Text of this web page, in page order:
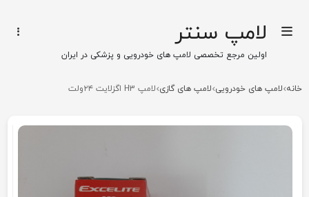
لامپ سنتر
اولین مرجع تخصصی لامپ های خودرویی و پزشکی در ایران
خانه لامپ های خودرویی لامپ های گازی لامپ H3 اگزلایت ۲۴ولت